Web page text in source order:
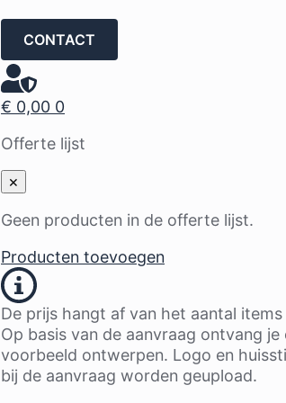
CONTACT
€ 0,00 0
Offerte lijst
×
Geen producten in de offerte lijst.
Producten toevoegen
De prijs hangt af van het aantal
Op basis van de aanvraag ontvang
voorbeeld ontwerpen. Logo en
bij de aanvraag worden geupload.